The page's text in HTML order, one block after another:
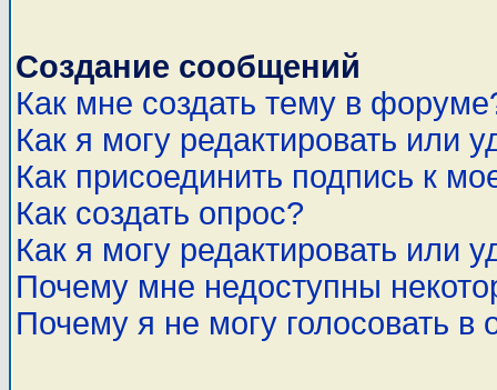
Создание сообщений
Как мне создать тему в
Как я могу редактировать или
Как присоединить подпись к
Как создать опрос?
Как я могу редактировать или
Почему мне недоступны
Почему я не могу голосовать в